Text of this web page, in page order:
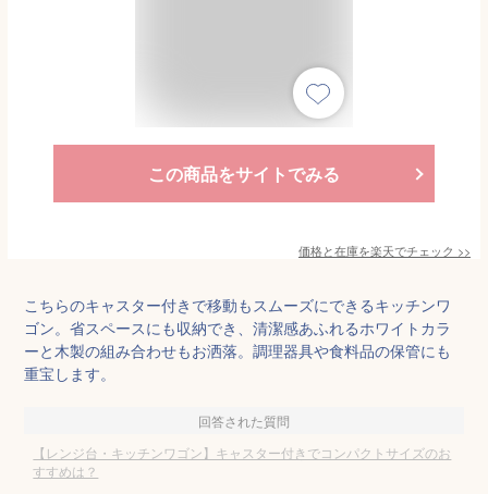
この商品をサイトでみる
価格と在庫を楽天でチェック >>
こちらのキャスター付きで移動もスムーズにできるキッチンワ
ゴン。省スペースにも収納でき、清潔感あふれるホワイトカラ
ーと木製の組み合わせもお洒落。調理器具や食料品の保管にも
重宝します。
回答された質問
【レンジ台・キッチンワゴン】キャスター付きでコンパクトサイズのお
すすめは？